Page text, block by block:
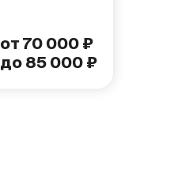
от 70 000 ₽
до 85 000 ₽